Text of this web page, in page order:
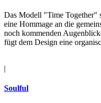
Das Modell "Time Together"
eine Hommage an die
noch kommenden
fügt dem Design eine
|
Soulful